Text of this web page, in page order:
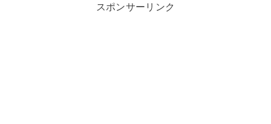
スポンサーリンク